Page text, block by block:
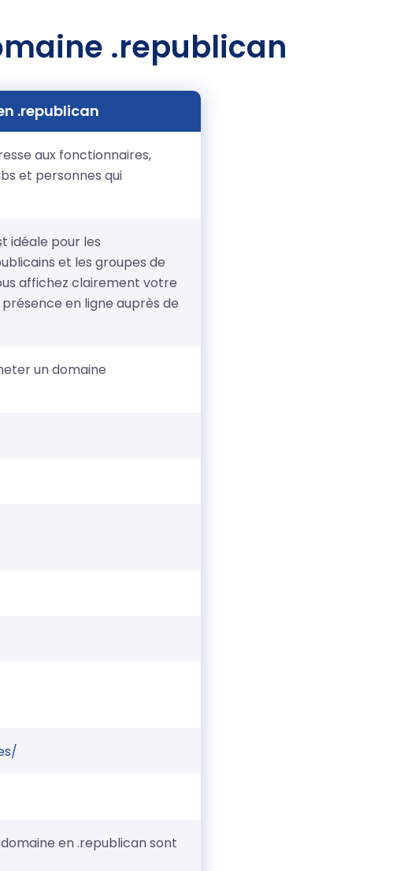
.republican
.republican
aux fonctionnaires,
et personnes qui
idéale pour les
et les groupes de
affichez clairement votre
en ligne auprès de
un domaine
en .republican sont